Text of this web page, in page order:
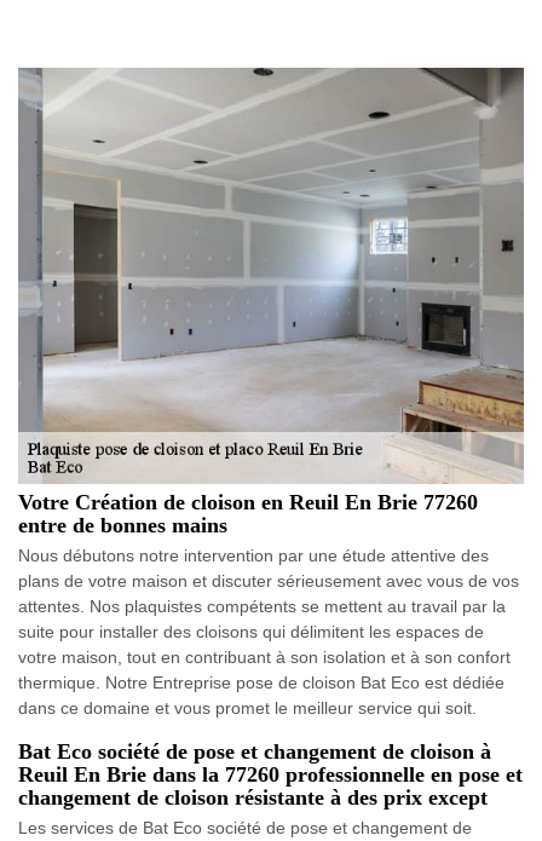
Votre Création de cloison en Reuil En Brie 77260
entre de bonnes mains
Nous débutons notre intervention par une étude attentive des
plans de votre maison et discuter sérieusement avec vous de vos
attentes. Nos plaquistes compétents se mettent au travail par la
suite pour installer des cloisons qui délimitent les espaces de
votre maison, tout en contribuant à son isolation et à son confort
thermique. Notre Entreprise pose de cloison Bat Eco est dédiée
dans ce domaine et vous promet le meilleur service qui soit.
Bat Eco société de pose et changement de cloison à
Reuil En Brie dans la 77260 professionnelle en pose et
changement de cloison résistante à des prix except
Les services de Bat Eco société de pose et changement de